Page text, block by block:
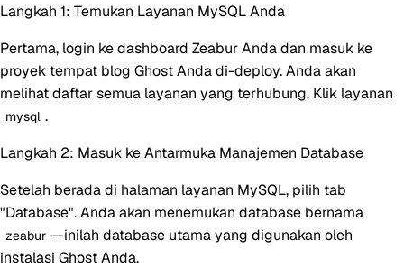
Langkah 1: Temukan Layanan MySQL Anda
Pertama, login ke dashboard Zeabur Anda dan masuk ke
proyek tempat blog Ghost Anda di-deploy. Anda akan
melihat daftar semua layanan yang terhubung. Klik layanan
mysql .
Langkah 2: Masuk ke Antarmuka Manajemen Database
Setelah berada di halaman layanan MySQL, pilih tab
"Database". Anda akan menemukan database bernama
zeabur —inilah database utama yang digunakan oleh
instalasi Ghost Anda.